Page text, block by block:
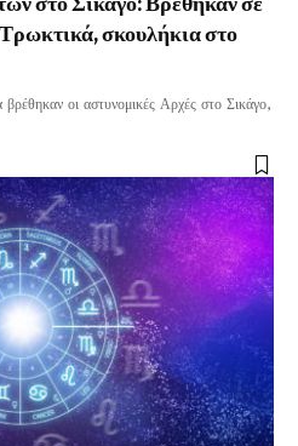
σκουλήκια στο
οι αστυνομικές Αρχές στο Σικάγο,